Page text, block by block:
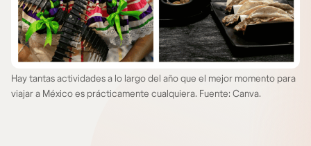
Hay tantas actividades a lo largo del año que el mejor momento para
viajar a México es prácticamente cualquiera. Fuente: Canva.